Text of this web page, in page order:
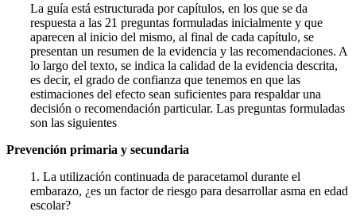
La guía está estructurada por capítulos, en los que se da
respuesta a las 21 preguntas formuladas inicialmente y que
aparecen al inicio del mismo, al final de cada capítulo, se
presentan un resumen de la evidencia y las reco­mendaciones. A
lo largo del texto, se indica la calidad de la eviden­cia descrita,
es decir, el grado de confianza que tenemos en que las
estimaciones del efecto sean suficientes para respaldar una
decisión o recomendación particular. Las preguntas formuladas
son las siguientes
Prevención primaria y secundaria
1. La utilización continuada de paracetamol durante el
embarazo, ¿es un factor de riesgo para desarrollar asma en edad
escolar?